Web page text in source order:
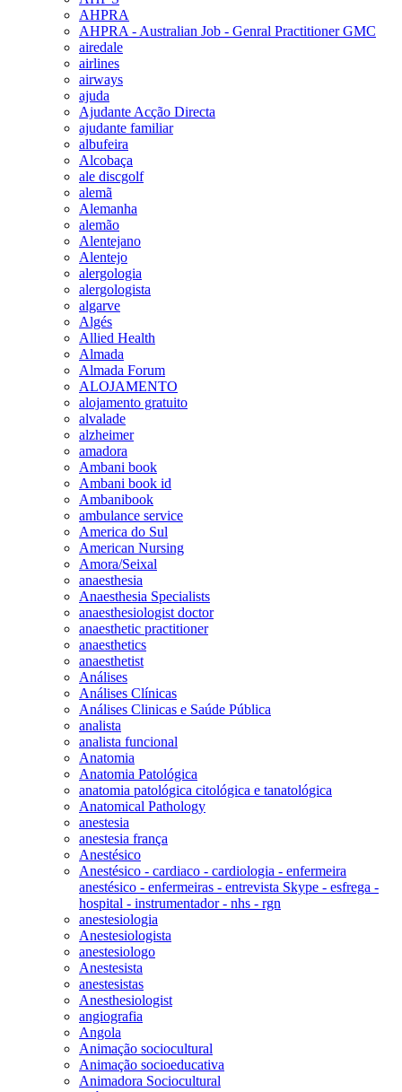
AHPRA
AHPRA - Australian Job - Genral Practitioner GMC
airedale
airlines
airways
ajuda
Ajudante Acção Directa
ajudante familiar
albufeira
Alcobaça
ale discgolf
alemã
Alemanha
alemão
Alentejano
Alentejo
alergologia
alergologista
algarve
Algés
Allied Health
Almada
Almada Forum
ALOJAMENTO
alojamento gratuito
alvalade
alzheimer
amadora
Ambani book
Ambani book id
Ambanibook
ambulance service
America do Sul
American Nursing
Amora/Seixal
anaesthesia
Anaesthesia Specialists
anaesthesiologist doctor
anaesthetic practitioner
anaesthetics
anaesthetist
Análises
Análises Clínicas
Análises Clinicas e Saúde Pública
analista
analista funcional
Anatomia
Anatomia Patológica
anatomia patológica citológica e tanatológica
Anatomical Pathology
anestesia
anestesia frança
Anestésico
Anestésico - cardiaco - cardiologia - enfermeira
anestésico - enfermeiras - entrevista Skype - esfrega -
hospital - instrumentador - nhs - rgn
anestesiologia
Anestesiologista
anestesiologo
Anestesista
anestesistas
Anesthesiologist
angiografia
Angola
Animação sociocultural
Animação socioeducativa
Animadora Sociocultural